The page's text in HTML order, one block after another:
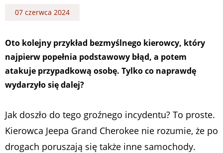
07 czerwca 2024
Oto kolejny przykład bezmyślnego kierowcy, który
najpierw popełnia podstawowy błąd, a potem
atakuje przypadkową osobę. Tylko co naprawdę
wydarzyło się dalej?
Jak doszło do tego groźnego incydentu? To proste.
Kierowca Jeepa Grand Cherokee nie rozumie, że po
drogach poruszają się także inne samochody.